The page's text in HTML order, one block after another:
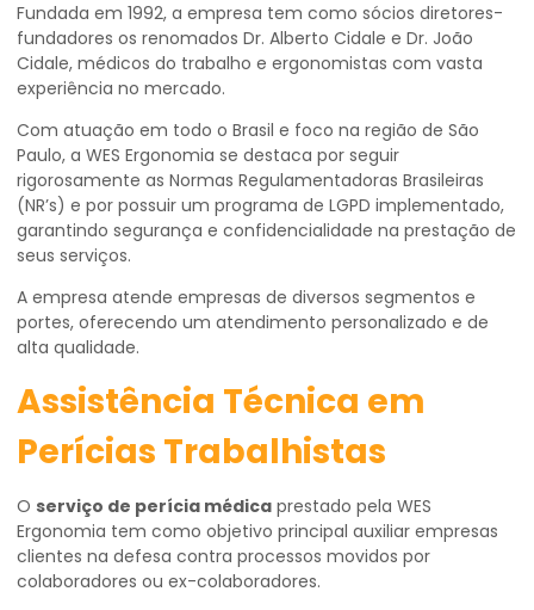
Fundada em 1992, a empresa tem como sócios diretores-
fundadores os renomados Dr. Alberto Cidale e Dr. João
Cidale, médicos do trabalho e ergonomistas com vasta
experiência no mercado.
Com atuação em todo o Brasil e foco na região de São
Paulo, a WES Ergonomia se destaca por seguir
rigorosamente as Normas Regulamentadoras Brasileiras
(NR’s) e por possuir um programa de LGPD implementado,
garantindo segurança e confidencialidade na prestação de
seus serviços.
A empresa atende empresas de diversos segmentos e
portes, oferecendo um atendimento personalizado e de
alta qualidade.
Assistência Técnica em
Perícias Trabalhistas
O serviço de perícia médica prestado pela WES
Ergonomia tem como objetivo principal auxiliar empresas
clientes na defesa contra processos movidos por
colaboradores ou ex-colaboradores.